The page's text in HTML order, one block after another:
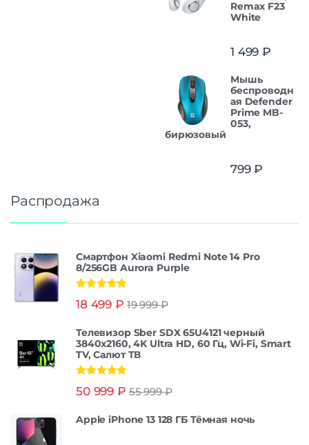
Remax F23
White
1 499 ₽
Мышь
беспроводн
ая Defender
Prime MB-
053,
бирюзовый
799₽
Распродажа
Смартфон Xiaomi Redmi Note 14 Pro
8/256GB Aurora Purple
из 5
18 499 ₽ 19 999₽
Телевизор Sber SDX 65U4121 черный
3840x2160, 4K Ultra HD, 60 Гц, Wi-Fi, Smart
TV, Салют ТВ
из 5
50 999 ₽ 55 999₽
Apple iPhone 13 128 ГБ Тёмная ночь